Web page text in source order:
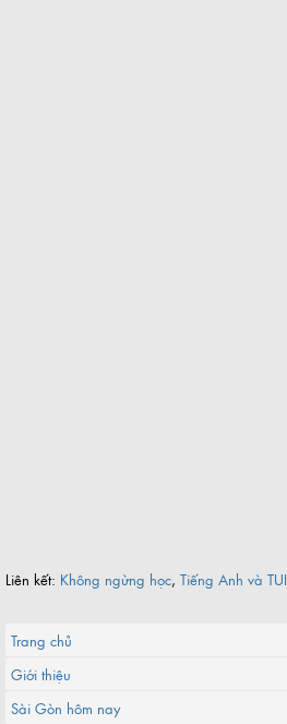
Liên kết: Không ngừng học, Tiếng Anh và TUI
Trang chủ
Giới thiệu
Sài Gòn hôm nay